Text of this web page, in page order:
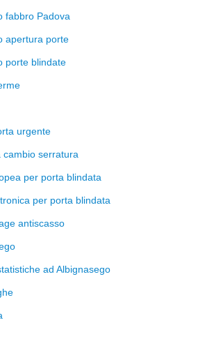
fabbro Padova
apertura porte
porte blindate
urgente
cambio serratura
per porta blindata
per porta blindata
antiscasso
ad Albignasego